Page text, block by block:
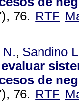
76. RTF
, Sandino
de
76. RTF